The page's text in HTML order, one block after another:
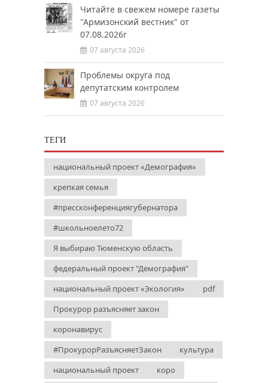
Читайте в свежем номере газеты
"Армизонский вестник" от
07.08.2026г
07 августа 2026
Проблемы округа под
депутатским контролем
07 августа 2026
ТЕГИ
национальный проект «Демография»
крепкая семья
#прессконференциягубернатора
#школьноелето72
Я выбираю Тюменскую область
федеральный проект "Демография"
национальный проект «Экология»
pdf
Прокурор разъясняет закон
коронавирус
#ПрокурорРазъясняетЗакон
культура
национальный проект
коро